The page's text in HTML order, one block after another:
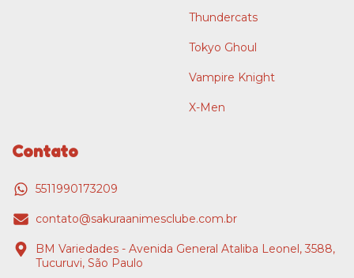
Thundercats
Tokyo Ghoul
Vampire Knight
X-Men
Contato
5511990173209
contato@sakuraanimesclube.com.br
BM Variedades - Avenida General Ataliba Leonel, 3588,
Tucuruvi, São Paulo